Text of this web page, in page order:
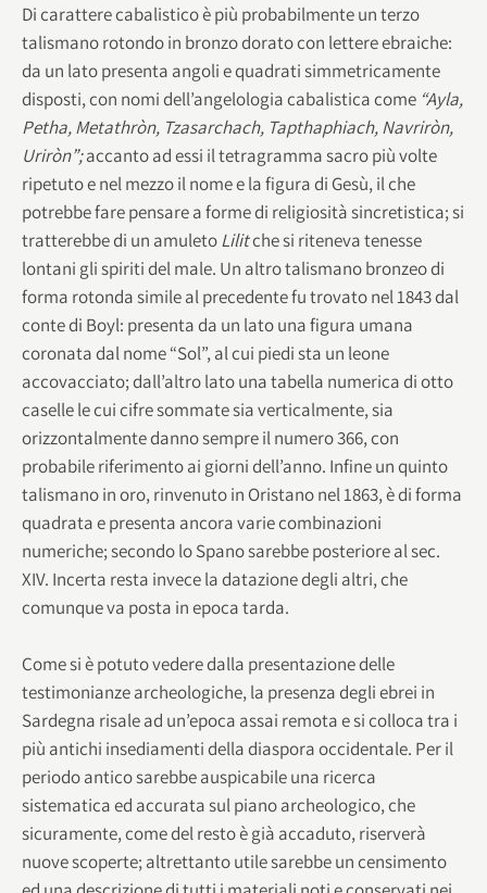
Di carattere cabalistico è più probabilmente un terzo
talismano rotondo in bronzo dorato con lettere ebraiche:
da un lato presenta angoli e quadrati simmetricamente
disposti, con nomi dell’angelologia cabalistica come “Ayla,
Petha, Metathròn, Tzasarchach, Tapthaphiach, Navriròn,
Uriròn”;accanto ad essi il tetragramma sacro più volte
ripetuto e nel mezzo il nome e la figura di Gesù, il che
potrebbe fare pensare a forme di religiosità sincretistica; si
tratterebbe di un amuletoLilitche si riteneva tenesse
lontani gli spiriti del male. Un altro talismano bronzeo di
forma rotonda simile al precedente fu trovato nel 1843 dal
conte di Boyl: presenta da un lato una figura umana
coronata dal nome “Sol”, al cui piedi sta un leone
accovacciato; dall’altro lato una tabella numerica di otto
caselle le cui cifre sommate sia verticalmente, sia
orizzontalmente danno sempre il numero 366, con
probabile riferimento ai giorni dell’anno. Infine un quinto
talismano in oro, rinvenuto in Oristano nel 1863, è di forma
quadrata e presenta ancora varie combinazioni
numeriche; secondo lo Spano sarebbe posteriore al sec.
XIV. Incerta resta invece la datazione degli altri, che
comunque va posta in epoca tarda.
Come si è potuto vedere dalla presentazione delle
testimonianze archeologiche, la presenza degli ebrei in
Sardegna risale ad un’epoca assai remota e si colloca tra i
più antichi insediamenti della diaspora occidentale. Per il
periodo antico sarebbe auspicabile una ricerca
sistematica ed accurata sul piano archeologico, che
sicuramente, come del resto è già accaduto, riserverà
nuove scoperte; altrettanto utile sarebbe un censimento